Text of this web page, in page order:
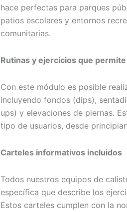
hace perfectas para parques
patios escolares y entornos
comunitarias.
Rutinas y ejercicios que
Con este módulo es posible
incluyendo fondos (dips),
ups) y elevaciones de piernas.
tipo de usuarios, desde
Carteles informativos incluidos
Todos nuestros equipos de
específica que describe los
Estos carteles cumplen con la